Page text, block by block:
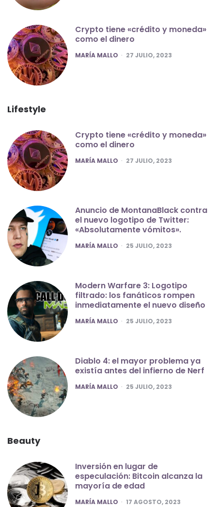
Crypto tiene «crédito y moneda»
como el dinero
POSTED
MARÍA MALLO 27 JULIO, 2023
Lifestyle
Crypto tiene «crédito y moneda»
como el dinero
POSTED
MARÍA MALLO 27 JULIO, 2023
Anuncio de MontanaBlack contra
el nuevo logotipo de Twitter:
«Absolutamente vómitos».
POSTED
MARÍA MALLO 25 JULIO, 2023
Modern Warfare 3: Logotipo
filtrado: los fanáticos rompen
inmediatamente el nuevo diseño
POSTED
MARÍA MALLO 25 JULIO, 2023
Diablo 4: el mayor problema ya
existía antes del infierno de Nerf
POSTED
MARÍA MALLO 25 JULIO, 2023
Beauty
Inversión en lugar de
especulación: Bitcoin alcanza la
mayoría de edad
POSTED
MARÍA MALLO 17 AGOSTO, 2023